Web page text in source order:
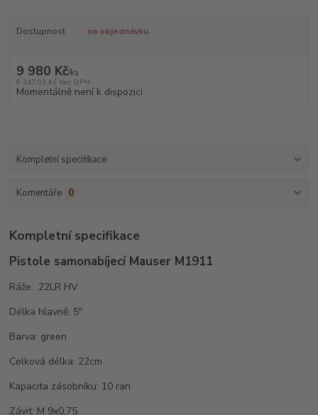
Dostupnost na objednávku
9 980 Kč/ks
8 247,93 Kč bez DPH
Momentálně není k dispozici
Kompletní specifikace
Komentáře 0
Kompletní specifikace
Pistole samonabíjecí Mauser M1911
Ráže: .22LR HV
Délka hlavně: 5"
Barva: green
Celková délka: 22cm
Kapacita zásobníku: 10 ran
Závit: M 9x0,75